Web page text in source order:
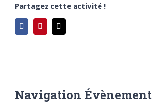
Partagez cette activité !
FacebookPinterest
Navigation Évènement